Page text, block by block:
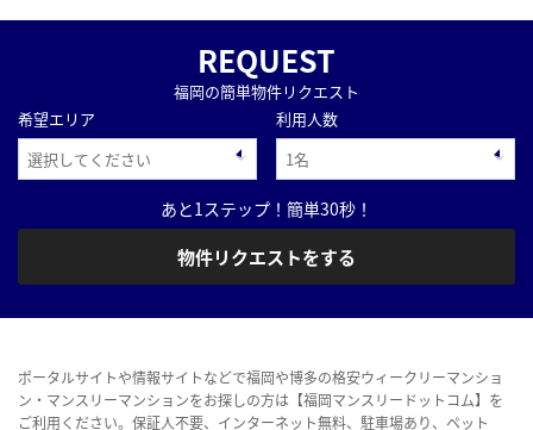
REQUEST
福岡の簡単物件リクエスト
希望エリア
利用人数
あと1ステップ！簡単30秒！
物件リクエストをする
ポータルサイトや情報サイトなどで福岡や博多の格安ウィークリーマンショ
ン・マンスリーマンションをお探しの方は【福岡マンスリードットコム】を
ご利用ください。保証人不要、インターネット無料、駐車場あり、ペット